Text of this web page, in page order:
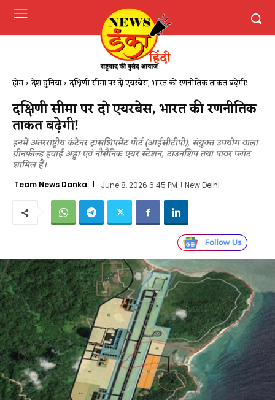
होम देश दुनिया दक्षिणी सीमा पर दो एयरबेस, भारत की रणनीतिक ताकत बढ़ेगी!
दक्षिणी सीमा पर दो एयरबेस, भारत की रणनीतिक
ताकत बढ़ेगी!
इनमें अंतरराष्ट्रीय कंटेनर ट्रांसशिपमेंट पोर्ट (आईसीटीपी), संयुक्त उपयोग वाला
ग्रीनफील्ड हवाई अड्डा एवं नौसैनिक एयर स्टेशन, टाउनशिप तथा पावर प्लांट
शामिल हैं।
Team News Danka June 8, 2026 6:45 PM New Delhi